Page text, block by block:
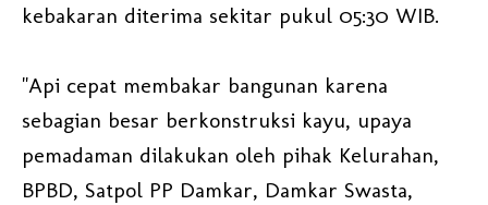
kebakaran diterima sekitar pukul 05:30 WIB.
"Api cepat membakar bangunan karena
sebagian besar berkonstruksi kayu, upaya
pemadaman dilakukan oleh pihak Kelurahan,
BPBD, Satpol PP Damkar, Damkar Swasta,